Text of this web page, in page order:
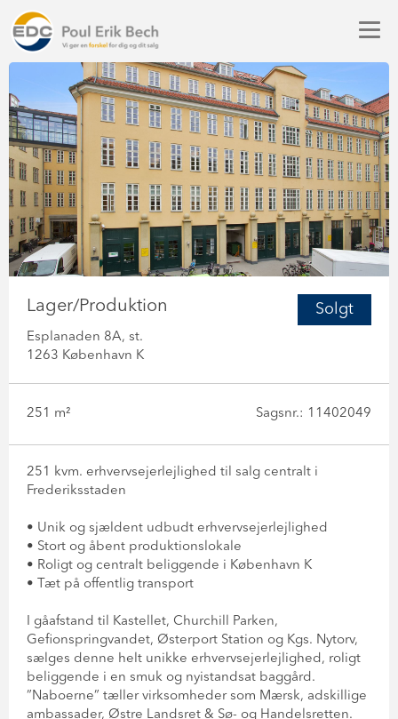
Solgt
Lager/Produktion
Esplanaden 8A, st.
1263 København K
251 m² Sagsnr.: 11402049
251 kvm. erhvervsejerlejlighed til salg centralt i
Frederiksstaden
• Unik og sjældent udbudt erhvervsejerlejlighed
• Stort og åbent produktionslokale
• Roligt og centralt beliggende i København K
• Tæt på offentlig transport
I gåafstand til Kastellet, Churchill Parken,
Gefionspringvandet, Østerport Station og Kgs. Nytorv,
sælges denne helt unikke erhvervsejerlejlighed, roligt
beliggende i en smuk og nyistandsat baggård.
”Naboerne” tæller virksomheder som Mærsk, adskillige
ambassader, Østre Landsret & Sø- og Handelsretten.